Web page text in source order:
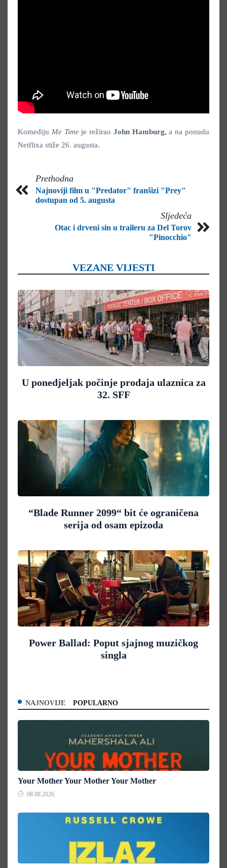
Komediju Me Timeje režirao John Hamburg, a na ponudu
Netflixa stiže 26. augusta.
Prethodna
Najnoviji film u "Predator" franšizi "Prey"
dostupan od 5. augusta
Sljedeća
Otac i drveni sin u traileru za Del Torov
"Pinocchio"
VEZANE VIJESTI
U ponedjeljak počinje prodaja ulaznica za
32. SFF
“Blade Runner 2099“ bit će ograničena
serija od osam epizoda
Power Ballad: Poput sjajnog muzičkog
singla
NAJNOVIJE POPULARNO
Your Mother Your Mother Your Mother
08.08.2026.